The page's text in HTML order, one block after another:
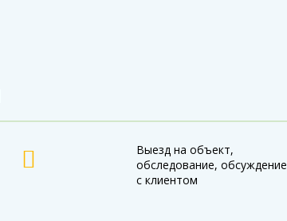
Выезд на объект,
обследование, обсуждение
с клиентом